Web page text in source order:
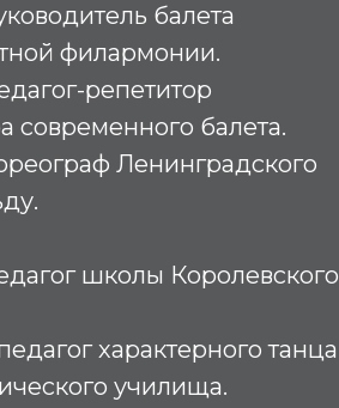
балета
филармонии.
репетитор
современного балета.
Ленинградского
школы Королевского
характерного танца
училища.